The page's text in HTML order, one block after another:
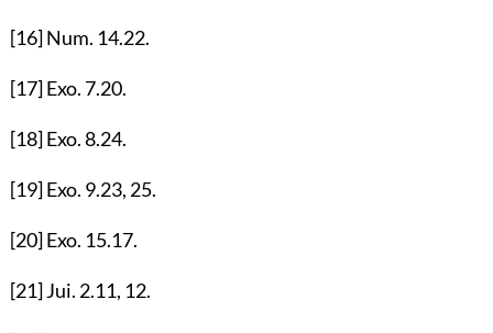
[16]Num. 14.22.
[17]Exo. 7.20.
[18]Exo.8.24.
[19]Exo. 9.23, 25.
[20]Exo. 15.17.
[21]Jui. 2.11, 12.